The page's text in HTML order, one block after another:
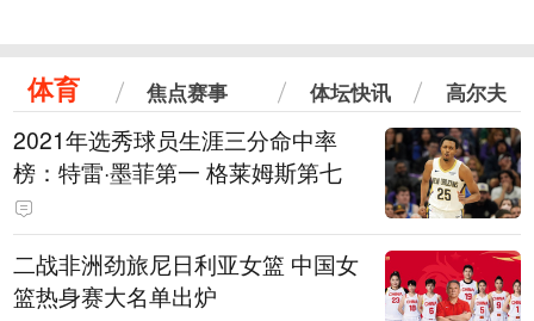
体育 焦点赛事 体坛快讯 高尔夫
2021年选秀球员生涯三分命中率
榜：特雷·墨菲第一 格莱姆斯第七
二战非洲劲旅尼日利亚女篮 中国女
篮热身赛大名单出炉